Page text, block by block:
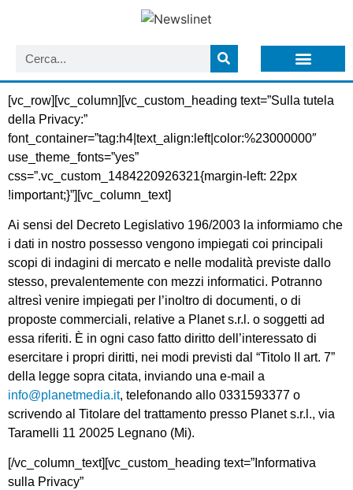
[vc_row][vc_column][vc_custom_heading text=”Sulla tutela
della Privacy:”
font_container=”tag:h4|text_align:left|color:%23000000″
use_theme_fonts=”yes”
css=”.vc_custom_1484220926321{margin-left: 22px
!important;}”][vc_column_text]
Ai sensi del Decreto Legislativo 196/2003 la informiamo che
i dati in nostro possesso vengono impiegati coi principali
scopi di indagini di mercato e nelle modalità previste dallo
stesso, prevalentemente con mezzi informatici. Potranno
altresì venire impiegati per l’inoltro di documenti, o di
proposte commerciali, relative a Planet s.r.l. o soggetti ad
essa riferiti. È in ogni caso fatto diritto dell’interessato di
esercitare i propri diritti, nei modi previsti dal “Titolo II art. 7”
della legge sopra citata, inviando una e-mail a
info@planetmedia.it, telefonando allo 0331593377 o
scrivendo al Titolare del trattamento presso Planet s.r.l., via
Taramelli 11 20025 Legnano (Mi).
[/vc_column_text][vc_custom_heading text=”Informativa
sulla Privacy”